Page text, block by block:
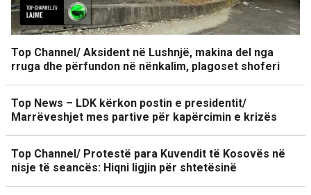
Top Channel/ Aksident në Lushnjë, makina del nga
rruga dhe përfundon në nënkalim, plagoset shoferi
Top News – LDK kërkon postin e presidentit/
Marrëveshjet mes partive për kapërcimin e krizës
Top Channel/ Protestë para Kuvendit të Kosovës në
nisje të seancës: Hiqni ligjin për shtetësinë